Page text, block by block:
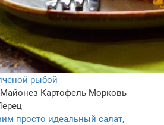
рыбой
Майонез Картофель Морковь
просто идеальный салат,